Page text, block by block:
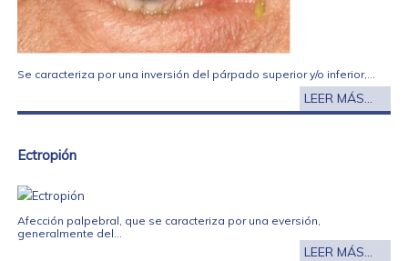
Se caracteriza por una inversión del párpado superior y/o inferior,...
LEER MÁS...
Ectropión
Afección palpebral, que se caracteriza por una eversión,
generalmente del...
LEER MÁS...